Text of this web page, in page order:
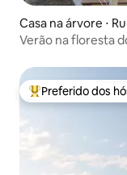
Casa na árvore ⋅
Verão na floresta
Entre os melhores
Preferido dos